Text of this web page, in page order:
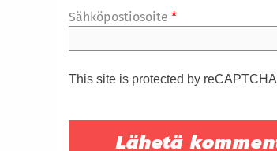
Sähköpostiosoite *
This site is protected by